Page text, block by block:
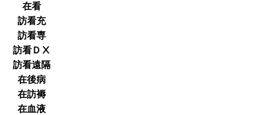
在看
訪看充
訪看専
訪看ＤⅩ
訪看遠隔
在後病
在訪褥
在血液